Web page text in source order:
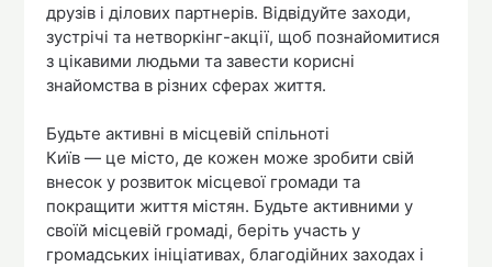
друзів і ділових партнерів. Відвідуйте заходи,
зустрічі та нетворкінг-акції, щоб познайомитися
з цікавими людьми та завести корисні
знайомства в різних сферах життя.
Будьте активні в місцевій спільноті
Київ — це місто, де кожен може зробити свій
внесок у розвиток місцевої громади та
покращити життя містян. Будьте активними у
своїй місцевій громаді, беріть участь у
громадських ініціативах, благодійних заходах і